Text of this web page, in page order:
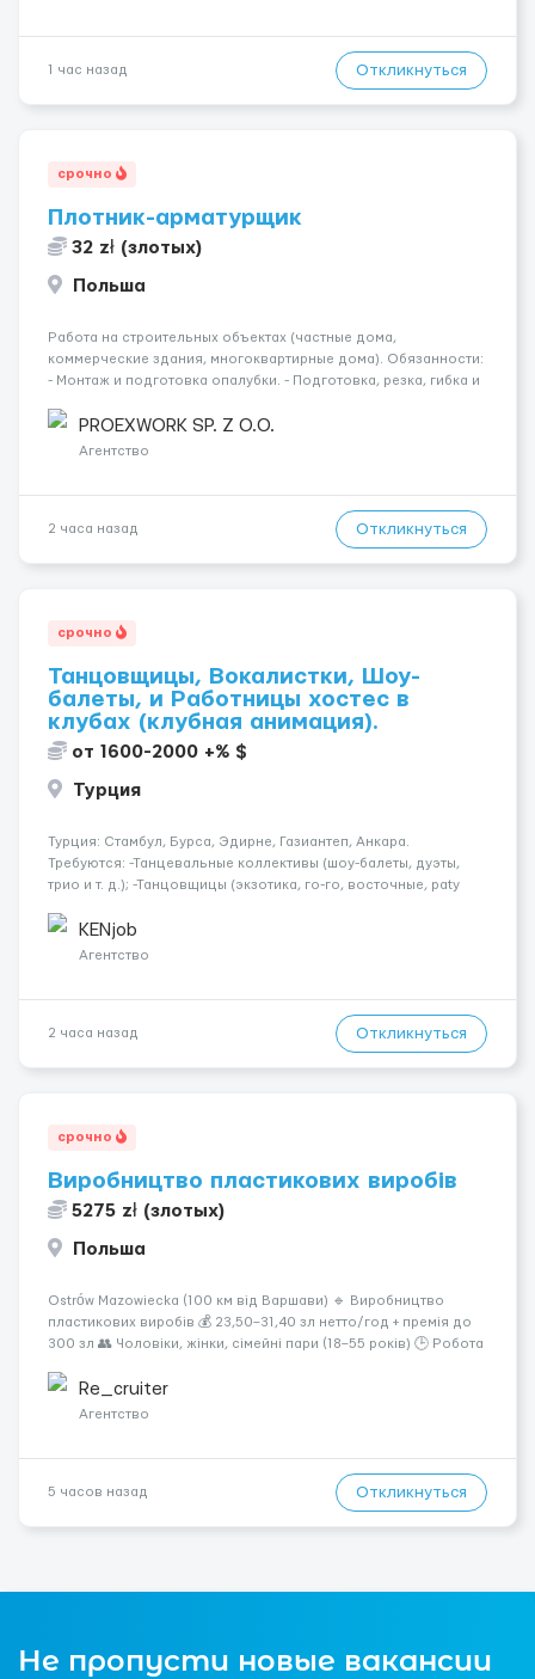
1 час назад Откликнуться
срочно
Плотник-арматурщик
32 zł (злотых)
Польша
Работа на строительных объектах (частные дома,
коммерческие здания, многоквартирные дома). Обязанности:
- Монтаж и подготовка опалубки. - Подготовка, резка, гибка и
Связка арматурных стержней. - Заливка бетона. - Демонтаж
опалубки после за...
PROEXWORK SP. Z O.O.
Агентство
2 часа назад Откликнуться
срочно
Танцовщицы, Вокалистки, Шоу-
балеты, и Работницы хостес в
клубах (клубная анимация).
от 1600-2000 +% $
Турция
Турция: Стамбул, Бурса, Эдирне, Газиантеп, Анкара.
Требуются: -Танцевальные коллективы (шоу-балеты, дуэты,
трио и т. д.); -Танцовщицы (экзотика, го-го, восточные, paty
языках); -Гимнастки; -Работницы хостесc в кл...
KENjob
Агентство
2 часа назад Откликнуться
срочно
Виробництво пластикових виробів
5275 zł (злотых)
Польша
Ostrów Mazowiecka (100 км від Варшави) 🔹 Виробництво
пластикових виробів 💰 23,50–31,40 зл нетто/год + премія до
300 зл 👥 Чоловіки, жінки, сімейні пари (18–55 років) 🕒 Робота
житло — 400 зл. 📦 Обов...
Re_cruiter
Агентство
5 часов назад Откликнуться
Не пропусти новые вакансии